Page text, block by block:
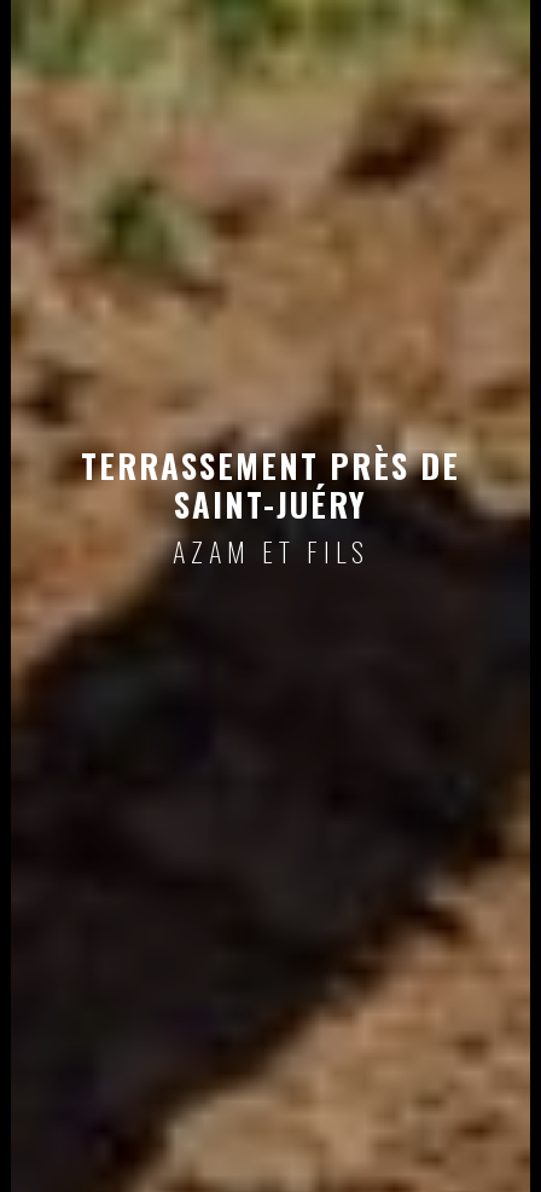
TERRASSEMENT PRÈS DE
SAINT-JUÉRY
AZAM ET FILS